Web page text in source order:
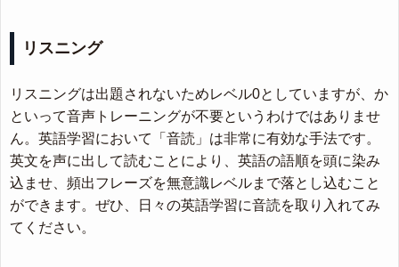
リスニング
リスニングは出題されないためレベル0としていますが、か
といって音声トレーニングが不要というわけではありませ
ん。英語学習において「音読」は非常に有効な手法です。
英文を声に出して読むことにより、英語の語順を頭に染み
込ませ、頻出フレーズを無意識レベルまで落とし込むこと
ができます。ぜひ、日々の英語学習に音読を取り入れてみ
てください。